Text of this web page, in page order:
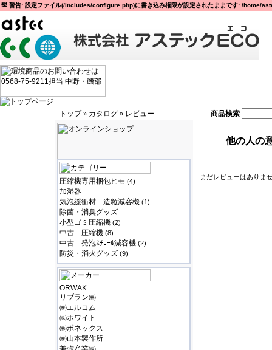
警告: 設定ファイル(/includes/configure.php)に書き込み権限が設定されたままです: /
トップ» カタログ » レビュー 商品検索
圧縮機専用梱包ヒモ (4)
加湿器
気泡緩衝材 造粒減容機 (1)
除菌・消臭グッズ
小型ゴミ圧縮機 (2)
中古 圧縮機 (8)
中古 発泡ｽﾁﾛｰﾙ減容機 (2)
防災・消火グッズ (9)
ORWAK
リブラン㈱
㈱エルコム
㈱ホワイト
㈱ボネックス
㈱山本製作所
他の人の
まだレビューはありま